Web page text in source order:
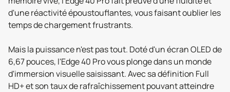
d'une réactivité époustouflantes, vous faisant oublier les
temps de chargement frustrants.
Mais la puissance n'est pas tout. Doté d'un écran OLED de
6,67 pouces, l'Edge 40 Pro vous plonge dans un monde
d'immersion visuelle saisissant. Avec sa définition Full
HD+ et son taux de rafraîchissement pouvant atteindre